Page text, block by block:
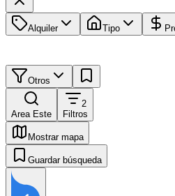
Alquiler Tipo
Otros
Area Este
2
Filtros
Mostrar mapa
Guardar búsqueda